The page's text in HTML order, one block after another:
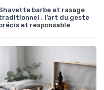
barbe et rasage
: l’art du geste
et responsable